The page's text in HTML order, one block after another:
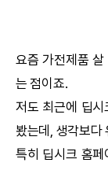
요즘 가전제품
는 점이죠.
저도 최근에 딥시
봤는데, 생각보다
특히 딥시크 홈페